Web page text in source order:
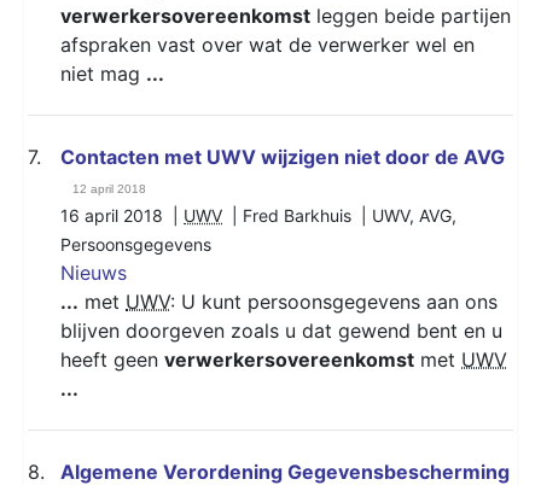
verwerkersovereenkomst leggen beide partijen
afspraken vast over wat de verwerker wel en
niet mag ...
7. Contacten met UWV wijzigen niet door de AVG
12 april 2018
16 april 2018 | UWV | Fred Barkhuis | UWV, AVG,
Persoonsgegevens
Nieuws
... met UWV: U kunt persoonsgegevens aan ons
blijven doorgeven zoals u dat gewend bent en u
heeft geen verwerkersovereenkomst met UWV
...
8.
Algemene Verordening Gegevensbescherming